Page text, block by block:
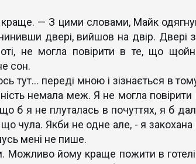
— З цими словами, Майк
двері, вийшов на двір. Двері
не могла повірити в те, що
сон.
тут… переді мною і зізнається в
немала меж. Я не могла повірити
б я не плуталась в почуттях, я б
чула. Якби не одне але, - я закохана
мені не пише.
Можливо йому краще пожити в готелі